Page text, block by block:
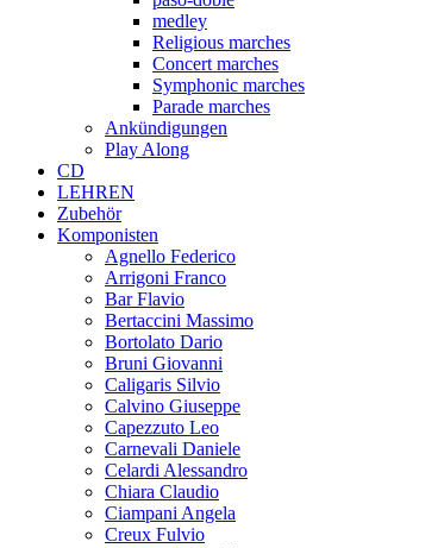
medley
Religious marches
Concert marches
Symphonic marches
Parade marches
Ankündigungen
Play Along
CD
LEHREN
Zubehör
Komponisten
Agnello Federico
Arrigoni Franco
Bar Flavio
Bertaccini Massimo
Bortolato Dario
Bruni Giovanni
Caligaris Silvio
Calvino Giuseppe
Capezzuto Leo
Carnevali Daniele
Celardi Alessandro
Chiara Claudio
Ciampani Angela
Creux Fulvio